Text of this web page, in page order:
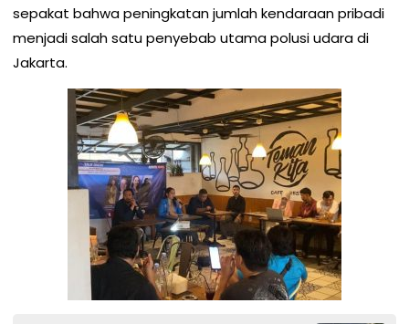
sepakat bahwa peningkatan jumlah kendaraan pribadi
menjadi salah satu penyebab utama polusi udara di
Jakarta.